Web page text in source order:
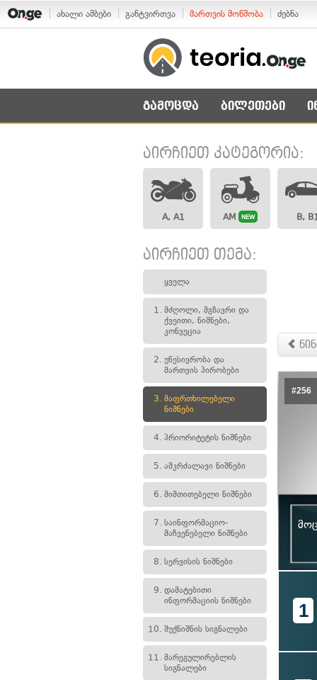
ახალი ამბები განტვირთვა მართვის მოწმობა ძებნა
გამოცდა ბილეთები
აირჩიეთ კატეგორია:
A, A1 AM NEW B,
აირჩიეთ თემა:
ყველა
1. მძღოლი, მგზავრი და
ქვეითი, ნიშნები,
კონვეცია
2. უწესივრობა და
მართვის პირობები
3. მაფრთხილებელი
ნიშნები
4. პრიორიტეტის ნიშნები
5. ამკრძალავი ნიშნები
6. მიმთითებელი ნიშნები
7. საინფორმაციო-
მაჩვენებელი ნიშნები
8. სერვისის ნიშნები
9. დამატებითი
ინფორმაციის ნიშნები
10. შუქნიშნის სიგნალები
11. მარეგულირებლის
სიგნალები
#256
1